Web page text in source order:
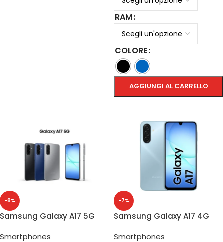
RAM
COLORE
AGGIUNGI AL CARRELLO
-8%
Samsung Galaxy A17 5G
Smartphones
-7%
Samsung Galaxy A17 4G
Smartphones